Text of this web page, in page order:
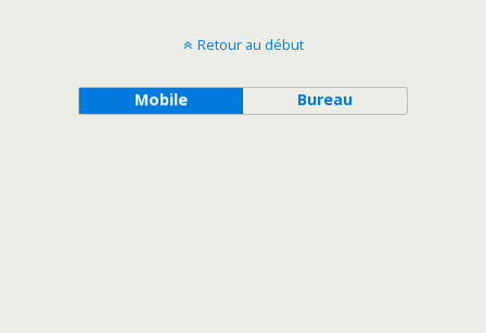
Retour au début
Mobile Bureau